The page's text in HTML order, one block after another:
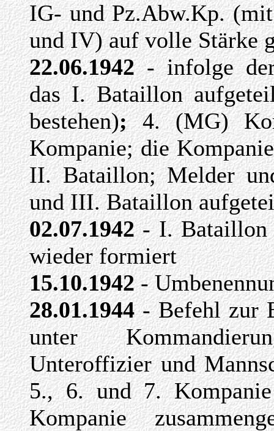
IG- und Pz.Abw.Kp.
und IV) auf volle Stärke
22.06.1942- infolge
das I. Bataillon
bestehen);4. (MG)
Kompanie; die
II. Bataillon; Melder
und III. Bataillon
02.07.1942- I. Bataillon
wieder formiert
15.10.1942-
28.01.1944- Befehl zur
unter
Unteroffizier und
5., 6. und 7.
Kompanie